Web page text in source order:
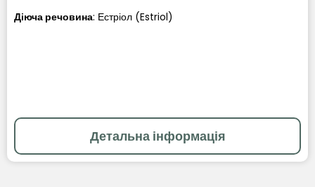
Діюча речовина: Естріол (Estriol)
Детальна інформація